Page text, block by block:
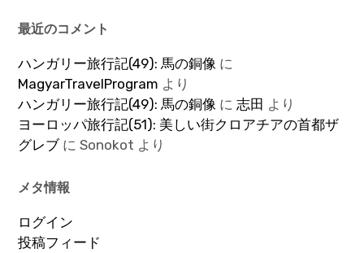
最近のコメント
ハンガリー旅行記(49): 馬の銅像 に
MagyarTravelProgram より
ハンガリー旅行記(49): 馬の銅像 に志田 より
ヨーロッパ旅行記(51): 美しい街クロアチアの首都ザ
グレブにSonokot より
メタ情報
ログイン
投稿フィード